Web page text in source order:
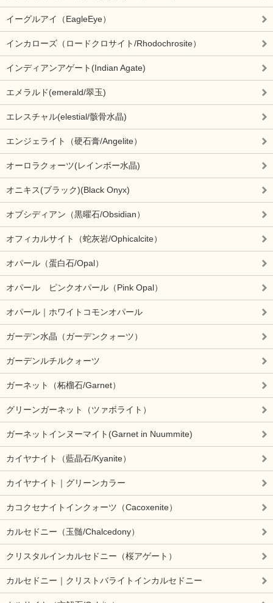
イーグルアイ（EagleEye）
インカローズ（ロードクロサイト/Rhodochrosite）
インディアンアゲート(Indian Agate)
エメラルド(emerald/翠玉)
エレスチャル(elestial/骸骨水晶)
エンジェライト（硬石膏/Angelite）
オーロラクォーツ(レインボー水晶)
オニキス(ブラック)(Black Onyx)
オブシディアン（黒曜石/Obsidian）
オフィカルサイト（蛇灰岩/Ophicalcite）
オパール（蛋白石/Opal）
オパール ピンクオパール（Pink Opal）
オパール｜ホワイトコモンオパール
ガーデン水晶（ガーデンクォーツ）
ガーデンルチルクォーツ
ガーネット（柘榴石/Garnet）
グリーンガーネット（ツァボライト）
ガーネットインヌーマイト(Garnet in Nuummite)
カイヤナイト（藍晶石/Kyanite）
カイヤナイト｜グリーンカラー
カコクセナイトインクォーツ（Cacoxenite）
カルセドニー（玉髄/Chalcedony）
クリスタルインカルセドニー（桜アゲート）
カルセドニー｜クリストバライトインカルセドニー